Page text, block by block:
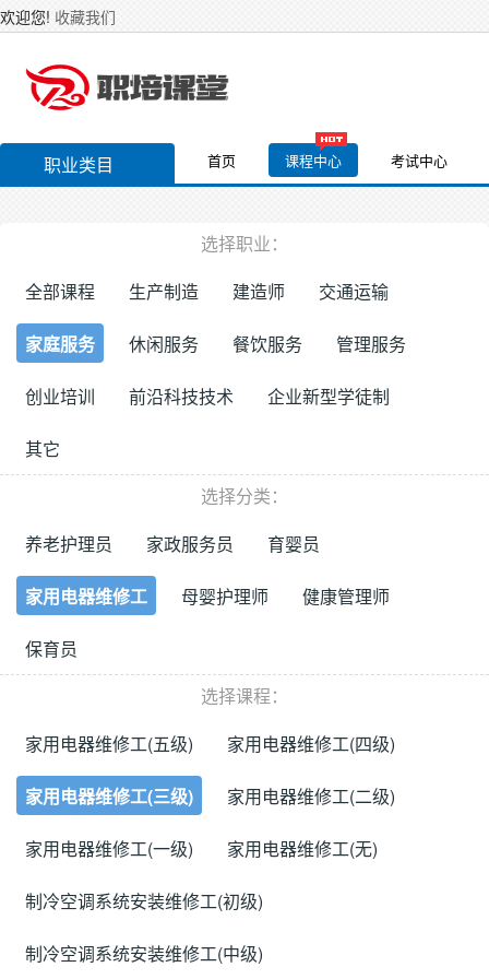
欢迎您! 收藏我们
职业类目 首页 课程中心 考试中心
选择职业：
全部课程
生产制造 建造师 交通运输
家庭服务 休闲服务 餐饮服务 管理服务
创业培训 前沿科技技术 企业新型学徒制
其它
选择分类：
养老护理员
家政服务员 育婴员
家用电器维修工 母婴护理师 健康管理师
保育员
选择课程：
家用电器维修工(五级)
家用电器维修工(四级)
家用电器维修工(三级) 家用电器维修工(二级)
家用电器维修工(一级) 家用电器维修工(无)
制冷空调系统安装维修工(初级)
制冷空调系统安装维修工(中级)